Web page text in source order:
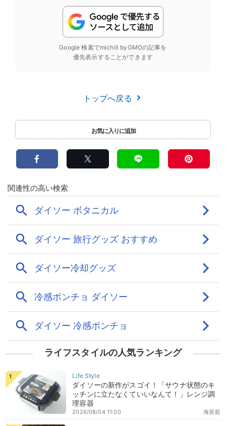
Google 検索でmichill byGMOの記事を
優先表示することができます
トップへ戻る
ライフスタイルの人気ランキング
ダイソーの新作がスゴイ！「サウナ状態のキ
ッチンに立たなくていいなんて！」レンジ調
理容器
海原藍
2026/08/04 11:00